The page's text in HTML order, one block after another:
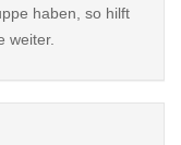
haben, so hilft
weiter.